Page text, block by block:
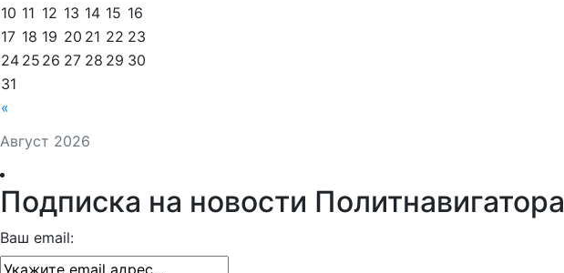
Август 2026
«
10 11 12 13 14 15 16
17 18 19 20 21 22 23
24 25 26 27 28 29 30
31
Подписка на новости Политнавигатора
Ваш email: